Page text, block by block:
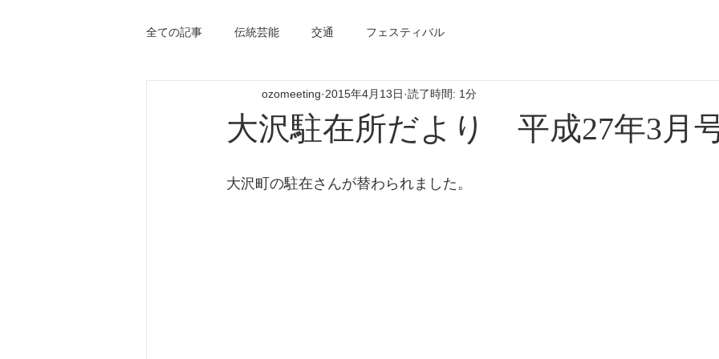
全ての記事 伝統芸能 交通 フェスティバル
大沢駐在所だより 平成27年3月
ozomeeting 2015年4月13日 読了時間: 1分
大沢町の駐在さんが替わられました。